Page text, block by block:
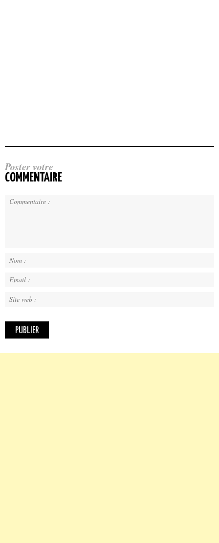
Poster votre
COMMENTAIRE